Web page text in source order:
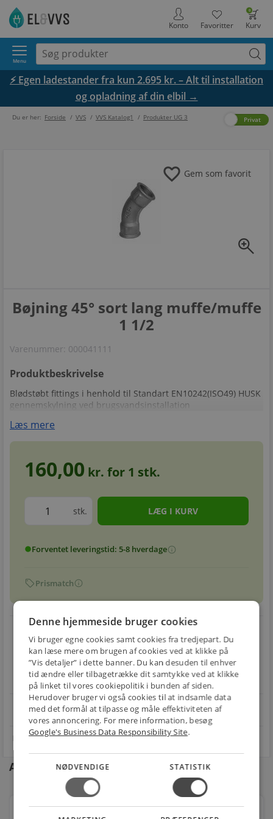
0
Kurv
Favoritter
Konto
Menu
⚡ Egen ladestander fra kun 2.695 kr. – Alt til installation
og opladning af din elbil →
Du er her: Forside / VVS / VVS Katalog1 / Produkter UG 3 Privat
zoom_in
favorite Gem som favorit
Bøjning 45° sort lang muffe/muffe
1 1/2
Varenummer: 000041111
Produktbeskrivelse
Blødstøbt fittings i henhold til Standart EN10242(ISO49) HUSK
gennemskylning ved brugsvandsinstallation
Læs mere
160,00 kr. for 1 stk.
stk.
circleForventet leveringstid: 5-8 hverdageinfo
sellPrismatchinfo
E-MÆRKET
Handle trygt hos
os
local_shipping
BILLIG
FRAGT
Fra 49,00 kr.
restart_alt
30 DAGES
RETUR
Nem returnering
star4.1 på Trustpilot 11,691 anmeldelser
Andre kunder købte også
Denne hjemmeside bruger cookies
Vi bruger egne cookies samt cookies fra tredjepart. Du
kan læse mere om brugen af cookies ved at klikke på
”Vis detaljer” i dette banner. Du kan desuden til enhver
tid ændre eller tilbagetrække dit samtykke ved at klikke
på linket til vores cookiepolitik i bunden af siden.
Herudover bruger vi også cookies til at indsamle data
med det formål at tilpasse og måle effektiviteten af
vores annoncering. For mere information, besøg
Google's Business Data Responsibility Site.
NØDVENDIGE STATISTIK